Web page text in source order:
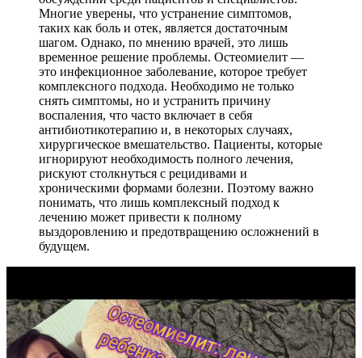
Многие уверены, что устранение симптомов,
таких как боль и отек, является достаточным
шагом. Однако, по мнению врачей, это лишь
временное решение проблемы. Остеомиелит —
это инфекционное заболевание, которое требует
комплексного подхода. Необходимо не только
снять симптомы, но и устранить причину
воспаления, что часто включает в себя
антибиотикотерапию и, в некоторых случаях,
хирургическое вмешательство. Пациенты, которые
игнорируют необходимость полного лечения,
рискуют столкнуться с рецидивами и
хроническими формами болезни. Поэтому важно
понимать, что лишь комплексный подход к
лечению может привести к полному
выздоровлению и предотвращению осложнений в
будущем.